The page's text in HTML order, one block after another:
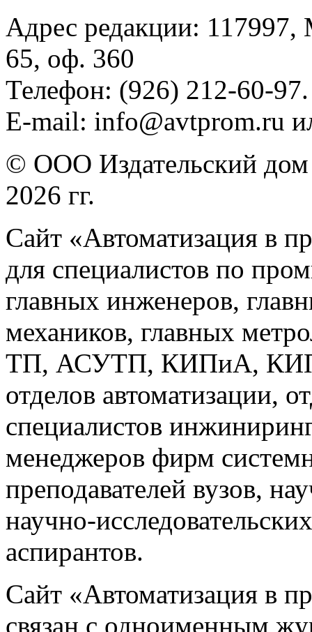
Адрес редакции:
65, оф. 360
Телефон: (926) 212-60-97.
E-mail: info@avtprom.ru
© ООО Издательский
2026 гг.
Сайт «Автоматизация в
для специалистов по
главных инженеров,
механиков, главных
ТП, АСУТП, КИПиА, КИП
отделов автоматизации,
специалистов
менеджеров фирм
преподавателей вузов,
научно-
аспирантов.
Сайт «Автоматизация в
связан с одноименным